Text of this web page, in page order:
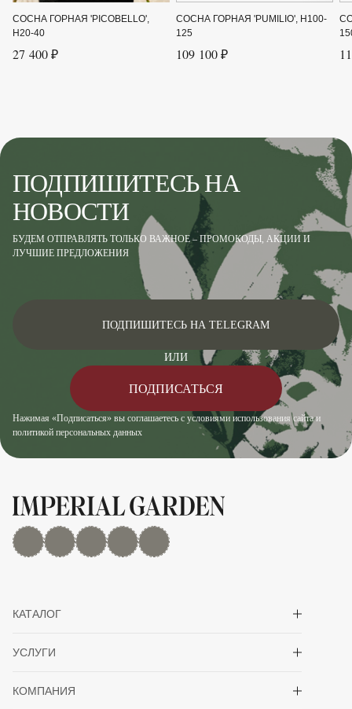
СОСНА ГОРНАЯ 'PICOBELLO',
H20-40
27 400 ₽
СОСНА ГОРНАЯ 'PUMILIO', H100-
125
109 100 ₽
ПОДПИШИТЕСЬ НА
НОВОСТИ
БУДЕМ ОТПРАВЛЯТЬ ТОЛЬКО ВАЖНОЕ – ПРОМОКОДЫ, АКЦИИ И
ЛУЧШИЕ ПРЕДЛОЖЕНИЯ
Нажимая «Подписаться» вы соглашаетесь с условиями использования сайта и
политикой персональных данных
ПОДПИШИТЕСЬ НА TELEGRAM
ИЛИ
ПОДПИСАТЬСЯ
MAX Дзен YouTuberutubeTelegram
КАТАЛОГ
УСЛУГИ
КОМПАНИЯ